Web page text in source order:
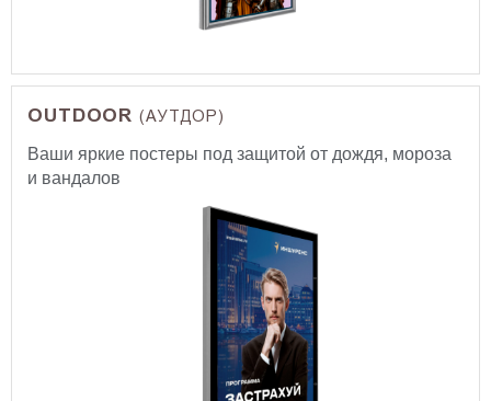
OUTDOOR(АУТДОР)
Ваши яркие постеры под защитой от дождя, мороза
и вандалов